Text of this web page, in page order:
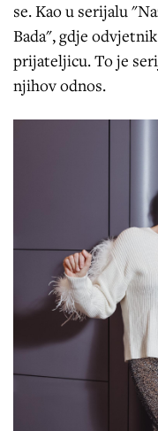
se. Kao u serijalu
Bada", gdje
prijateljicu. To je
njihov odnos.